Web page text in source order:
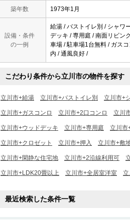
築年数 1973年1月
設備・条件
の一例
給湯 / バストイレ別 / シャワ
デッキ / 専用庭 / 南面リビン
車場 / 駐車場1台無料 / ガス
内 / 通風良好 /
こだわり条件から立川市の物件を探す
立川市+給湯 立川市+バストイレ別 立川市+
立川市+ガスコンロ 立川市+2口コンロ 立川
立川市+ウッドデッキ 立川市+専用庭 立川市
立川市+クロゼット 立川市+押入 立川市+敷
立川市+閑静な住宅地 立川市+2沿線利用可
立川市+LDK20畳以上 立川市+全居室洋室
最近検索した条件一覧